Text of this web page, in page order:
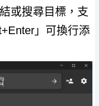
或搜尋目標，支
」可換行添